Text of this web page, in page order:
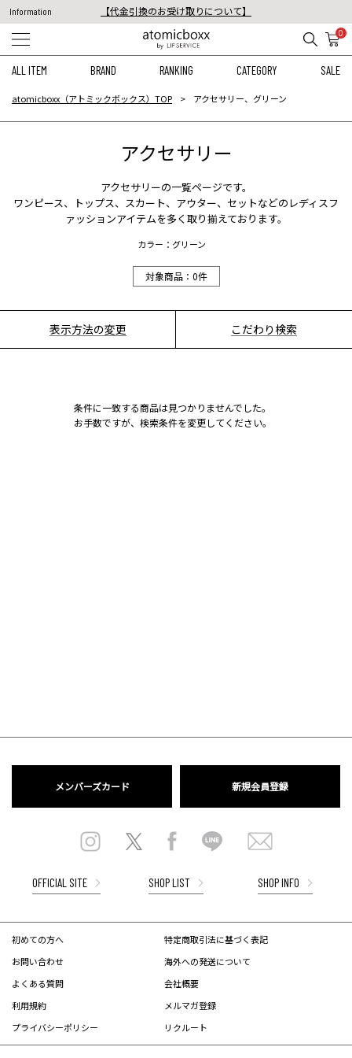
Information
【代金引換のお受け取りについて】
税込11,000円以上のご注文で送料無料！
0
ALL ITEM BRAND RANKING CATEGORY SALE
atomicboxx（アトミックボックス）TOP アクセサリー、グリーン
アクセサリー
アクセサリーの一覧ページです。
ワンピース、 トップス、 スカート、 アウター、 セットなどのレディスフ
ァッションアイテムを多く取り揃えております。
カラー：グリーン
対象商品： 0件
表示方法の変更 こだわり検索
条件に一致する商品は見つかりませんでした。
お手数ですが、検索条件を変更してください。
メンバーズカード 新規会員登録
OFFICIAL SITE SHOP LIST SHOP INFO
初めての方へ
お問い合わせ
よくある質問
利用規約
プライバシーポリシー
特定商取引法に基づく表記
海外への発送について
会社概要
メルマガ登録
リクルート